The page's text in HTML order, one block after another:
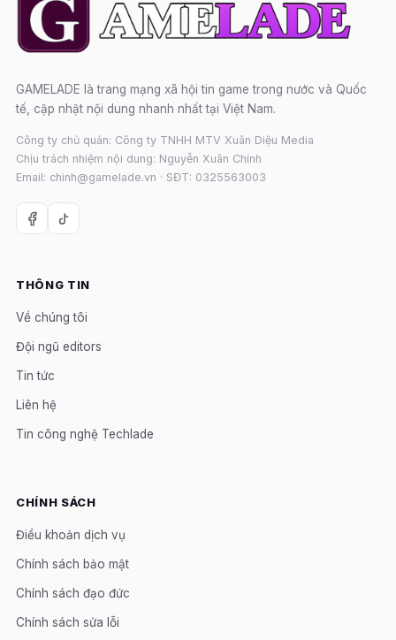
GAMELADE là trang mạng xã hội tin game trong nước và Quốc
tế, cập nhật nội dung nhanh nhất tại Việt Nam.
Công ty chủ quản: Công ty TNHH MTV Xuân Diệu Media
Chịu trách nhiệm nội dung: Nguyễn Xuân Chính
Email: chinh@gamelade.vn · SĐT: 0325563003
THÔNG TIN
Về chúng tôi
Đội ngũ editors
Tin tức
Liên hệ
Tin công nghệ Techlade
CHÍNH SÁCH
Điều khoản dịch vụ
Chính sách bảo mật
Chính sách đạo đức
Chính sách sửa lỗi